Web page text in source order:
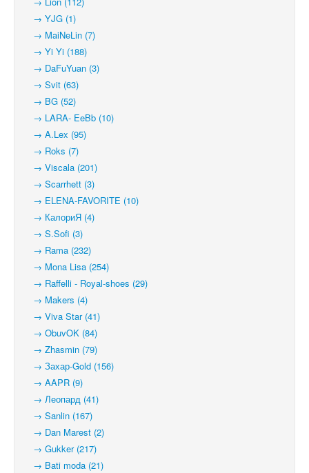
→ YJG (1)
→ MaiNeLin (7)
→ Yi Yi (188)
→ DaFuYuan (3)
→ Svit (63)
→ BG (52)
→ LARA- EeBb (10)
→ A.Lex (95)
→ Roks (7)
→ Viscala (201)
→ Scarrhett (3)
→ ELENA-FAVORITE (10)
→ КалориЯ (4)
→ S.Sofi (3)
→ Rama (232)
→ Mona Lisa (254)
→ Raffelli - Royal-shoes (29)
→ Makers (4)
→ Viva Star (41)
→ ObuvOK (84)
→ Zhasmin (79)
→ Захар-Gold (156)
→ AAPR (9)
→ Леопард (41)
→ Sanlin (167)
→ Dan Marest (2)
→ Gukker (217)
→ Bati moda (21)